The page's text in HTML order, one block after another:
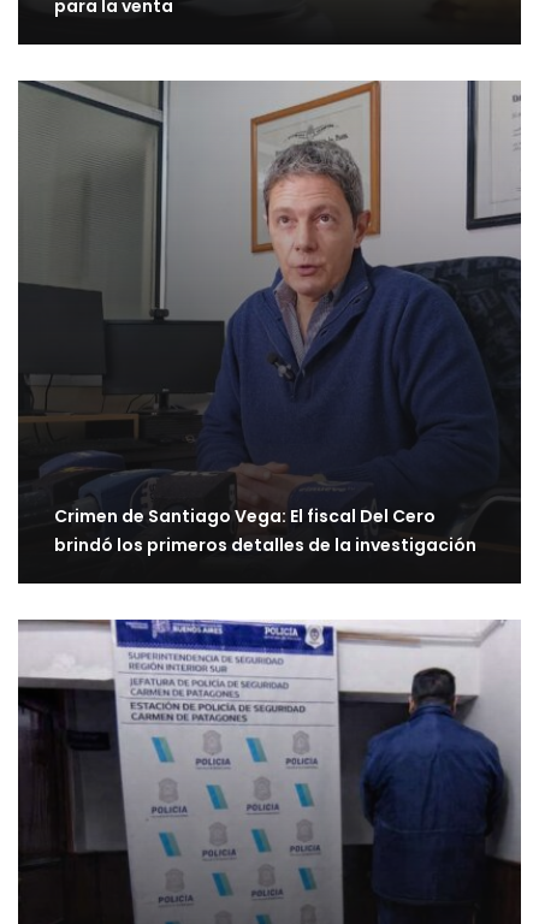
para la venta
Crimen de Santiago Vega: El fiscal Del Cero
brindó los primeros detalles de la investigación